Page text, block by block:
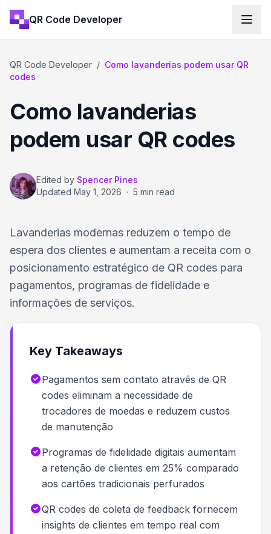
QR Code Developer
QR Code Developer / Como lavanderias podem usar QR
codes
Como lavanderias
podem usar QR codes
Edited by Spencer Pines
Updated May 1, 2026 · 5 min read
Lavanderias modernas reduzem o tempo de
espera dos clientes e aumentam a receita com o
posicionamento estratégico de QR codes para
pagamentos, programas de fidelidade e
informações de serviços.
Key Takeaways
Pagamentos sem contato através de QR
codes eliminam a necessidade de
trocadores de moedas e reduzem custos
de manutenção
Programas de fidelidade digitais aumentam
a retenção de clientes em 25% comparado
aos cartões tradicionais perfurados
QR codes de coleta de feedback fornecem
insights de clientes em tempo real com